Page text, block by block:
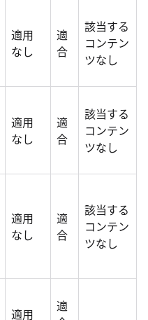
適用
なし
適
合
該当する
コンテン
ツなし
適用
なし
適
合
該当する
コンテン
ツなし
適用
なし
適
合
該当する
コンテン
ツなし
適用
適